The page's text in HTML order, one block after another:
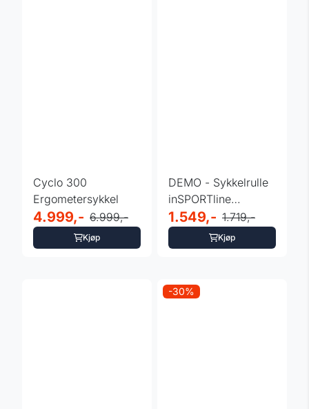
Cyclo 300
Ergometersykkel
4.999,- 6.999,-
Kjøp
DEMO - Sykkelrulle
inSPORTline
Cabaleira
1.549,- 1.719,-
Kjøp
-30%